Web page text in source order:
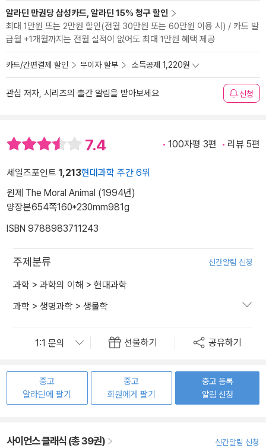
알라딘 만권당 삼성카드, 알라딘 15% 청구 할인
최대 1만원 또는 2만원 할인(전월 30만원 또는 60만원 이용 시) / 카드 발
급월 +1개월까지는 전월 실적이 없어도 최대 1만원 혜택 제공
카드/간편결제 할인 무이자 할부 소득공제 1,220원
관심 저자, 시리즈의 출간 알림을 받아보세요 신청
7.4 100자평 3편 리뷰 5편
세일즈포인트 1,213현대과학 주간 6위
원제 The Moral Animal (1994년)
양장본654쪽160*230mm981g
ISBN 9788983711243
주제분류 신간알림 신청
과학 > 과학의 이해 > 현대과학
과학 > 생명과학 > 생물학
선물하기 공유하기
중고
알라딘에 팔기
중고
회원에게 팔기
중고 등록
알림 신청
사이언스 클래식 (총 39권) 신간알림 신청